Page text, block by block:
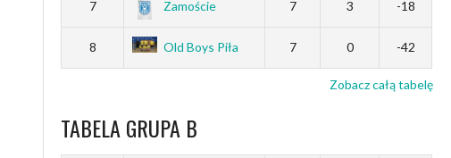
7 Zamoście 7 3 -18
8 Old Boys Piła 7 0 -42
Zobacz całą tabelę
TABELA GRUPA B